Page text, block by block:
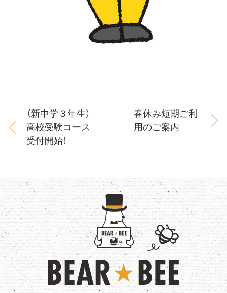
（新中学３年生）
高校受験コース
受付開始！
春休み短期ご利
用のご案内